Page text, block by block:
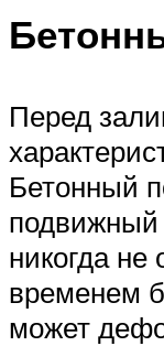
Перед
Бетонный
подвижный
никогда не
временем
может